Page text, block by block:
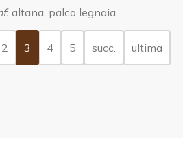
altana, palco legnaia
2 3 (current)
4 5 succ. ultima